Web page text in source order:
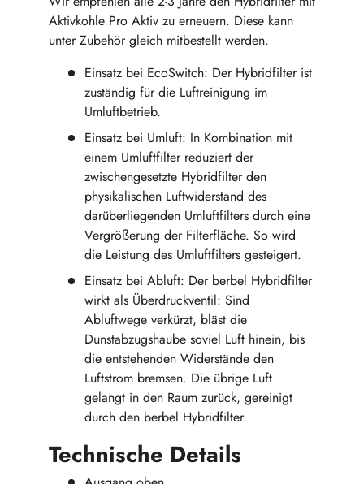
Aktivkohle Pro Aktiv zu erneuern. Diese kann
unter Zubehör gleich mitbestellt werden.
Einsatz bei EcoSwitch: Der Hybridfilter ist
zuständig für die Luftreinigung im
Umluftbetrieb.
Einsatz bei Umluft: In Kombination mit
einem Umluftfilter reduziert der
zwischengesetzte Hybridfilter den
physikalischen Luftwiderstand des
darüberliegenden Umluftfilters durch eine
Vergrößerung der Filterfläche. So wird
die Leistung des Umluftfilters gesteigert.
Einsatz bei Abluft: Der berbel Hybridfilter
wirkt als Überdruckventil: Sind
Abluftwege verkürzt, bläst die
Dunstabzugshaube soviel Luft hinein, bis
die entstehenden Widerstände den
Luftstrom bremsen. Die übrige Luft
gelangt in den Raum zurück, gereinigt
durch den berbel Hybridfilter.
Technische Details